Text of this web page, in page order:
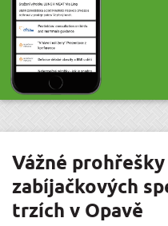
Vážné
zabíjačkových
trzích v Opavě